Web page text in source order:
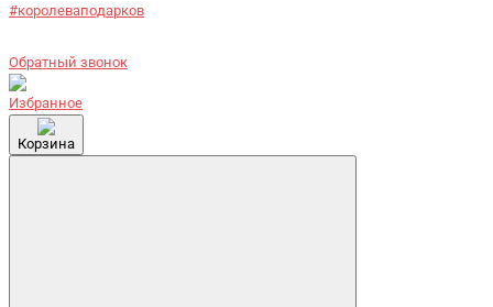
#королеваподарков
Обратный звонок
Избранное
Корзина